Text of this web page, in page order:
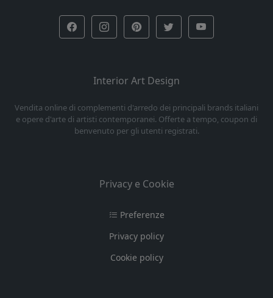
Interior Art Design
Vendita online di complementi d'arredo dei principali brands italiani
e opere d'arte di artisti contemporanei. Offerte a tempo, coupon di
benvenuto per gli utenti registrati.
Privacy e Cookie
Preferenze
Privacy policy
Cookie policy